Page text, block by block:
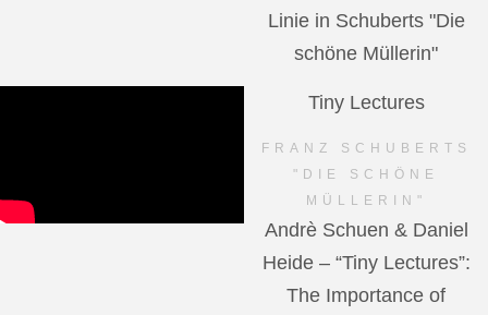
Linie in Schuberts "Die
schöne Müllerin"
Tiny Lectures
FRANZ SCHUBERTS
"DIE SCHÖNE
MÜLLERIN"
Andrè Schuen & Daniel
Heide – “Tiny Lectures”:
The Importance of